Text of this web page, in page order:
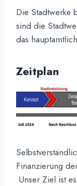
Die Stadtwerke
sind die
das
Zeitplan
Finanzierung
Unser Ziel ist